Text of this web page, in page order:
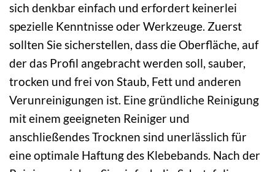
sich denkbar einfach und erfordert keinerlei
spezielle Kenntnisse oder Werkzeuge. Zuerst
sollten Sie sicherstellen, dass die Oberfläche, auf
der das Profil angebracht werden soll, sauber,
trocken und frei von Staub, Fett und anderen
Verunreinigungen ist. Eine gründliche Reinigung
mit einem geeigneten Reiniger und
anschließendes Trocknen sind unerlässlich für
eine optimale Haftung des Klebebands. Nach der